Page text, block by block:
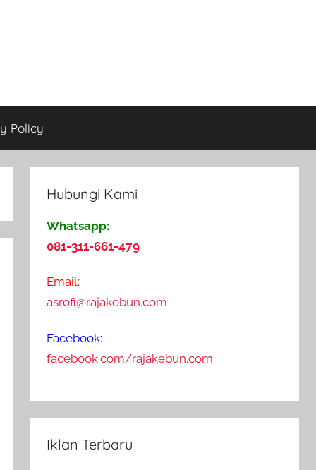
Policy
Hubungi Kami
Whatsapp:
081-311-661-479
Email:
asrofi@rajakebun.com
Facebook:
facebook.com/rajakebun.com
Iklan Terbaru